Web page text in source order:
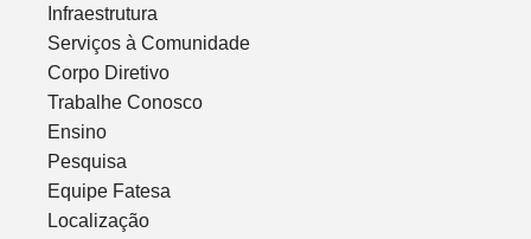
Infraestrutura
Serviços à Comunidade
Corpo Diretivo
Trabalhe Conosco
Ensino
Pesquisa
Equipe Fatesa
Localização